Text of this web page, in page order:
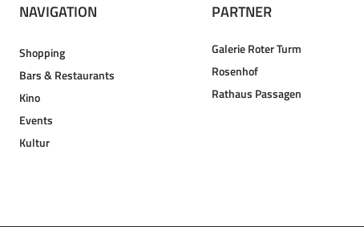
NAVIGATION
Shopping
Bars & Restaurants
Kino
Events
Kultur
PARTNER
Galerie Roter Turm
Rosenhof
Rathaus Passagen